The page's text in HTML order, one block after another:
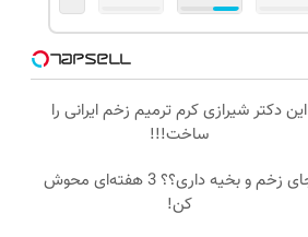
این دکتر شیرازی کرم ترمیم زخم ایرانی را
ساخت!!!
جای زخم و بخیه داری؟؟ 3 هفته‌ای محوش
کن!